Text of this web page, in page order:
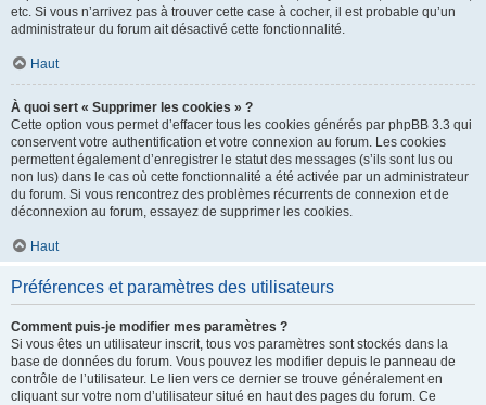
etc. Si vous n’arrivez pas à trouver cette case à cocher, il est probable qu’un
administrateur du forum ait désactivé cette fonctionnalité.
Haut
À quoi sert « Supprimer les cookies » ?
Cette option vous permet d’effacer tous les cookies générés par phpBB 3.3 qui
conservent votre authentification et votre connexion au forum. Les cookies
permettent également d’enregistrer le statut des messages (s’ils sont lus ou
non lus) dans le cas où cette fonctionnalité a été activée par un administrateur
du forum. Si vous rencontrez des problèmes récurrents de connexion et de
déconnexion au forum, essayez de supprimer les cookies.
Haut
Préférences et paramètres des utilisateurs
Comment puis-je modifier mes paramètres ?
Si vous êtes un utilisateur inscrit, tous vos paramètres sont stockés dans la
base de données du forum. Vous pouvez les modifier depuis le panneau de
contrôle de l’utilisateur. Le lien vers ce dernier se trouve généralement en
cliquant sur votre nom d’utilisateur situé en haut des pages du forum. Ce